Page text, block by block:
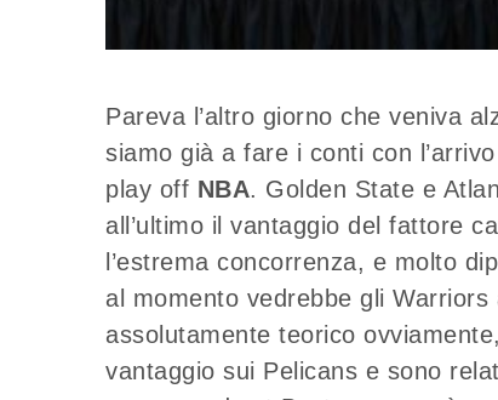
Pareva l’altro giorno che veniva
siamo già a fare i conti con
play off NBA. Golden State e
all’ultimo il vantaggio del fattore
l’estrema concorrenza, e molto
al momento vedrebbe gli
assolutamente teorico
vantaggio sui Pelicans e sono